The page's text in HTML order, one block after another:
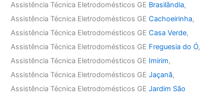
Assistência Técnica Eletrodomésticos GE Brasilândia,
Assistência Técnica Eletrodomésticos GECachoeirinha,
Assistência Técnica Eletrodomésticos GECasa Verde,
Assistência Técnica Eletrodomésticos GE Freguesia do Ó,
Assistência Técnica Eletrodomésticos GE Imirim,
Assistência Técnica Eletrodomésticos GEJaçanã,
Assistência Técnica Eletrodomésticos GEJardim São